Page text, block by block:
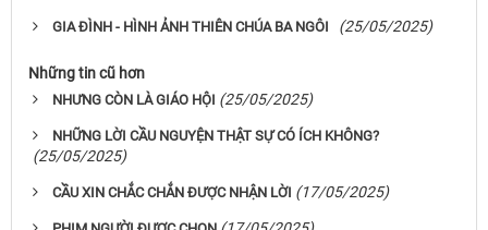
GIA ĐÌNH - HÌNH ẢNH THIÊN CHÚA BA NGÔI (25/05/2025)
Những tin cũ hơn
NHƯNG CÒN LÀ GIÁO HỘI (25/05/2025)
NHỮNG LỜI CẦU NGUYỆN THẬT SỰ CÓ ÍCH KHÔNG?
(25/05/2025)
CẦU XIN CHẮC CHẮN ĐƯỢC NHẬN LỜI (17/05/2025)